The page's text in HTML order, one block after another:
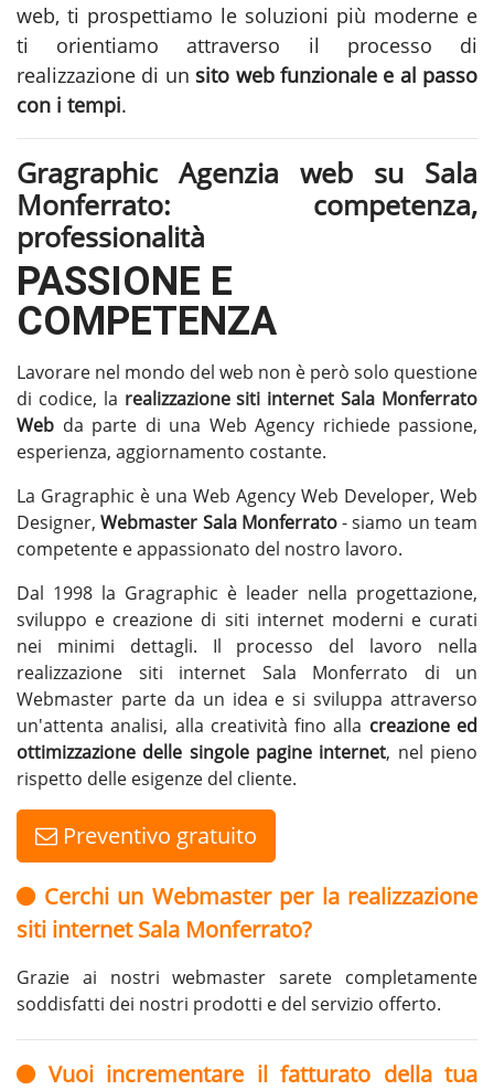
web, ti prospettiamo le soluzioni più moderne e
ti orientiamo attraverso il processo di
realizzazione di un sito web funzionale e al passo
con i tempi.
Gragraphic Agenzia web su Sala
Monferrato: competenza,
professionalità
PASSIONE E
COMPETENZA
Lavorare nel mondo del web non è però solo questione
di codice, la realizzazione siti internet Sala Monferrato
Web da parte di una Web Agency richiede passione,
esperienza, aggiornamento costante.
La Gragraphic è una Web Agency Web Developer, Web
Designer,Webmaster Sala Monferrato- siamo un team
competente e appassionato del nostro lavoro.
Dal 1998 la Gragraphic è leader nella progettazione,
sviluppo e creazione di siti internet moderni e curati
nei minimi dettagli. Il processo del lavoro nella
realizzazione siti internet Sala Monferrato di un
Webmaster parte da un idea e si sviluppa attraverso
un'attenta analisi, alla creatività fino alla creazione ed
ottimizzazione delle singole pagine internet, nel pieno
rispetto delle esigenze del cliente.
Preventivo gratuito
Cerchi un Webmaster per la realizzazione
siti internet Sala Monferrato?
Grazie ai nostri webmaster sarete completamente
soddisfatti dei nostri prodotti e del servizio offerto.
Vuoi incrementare il fatturato della tua